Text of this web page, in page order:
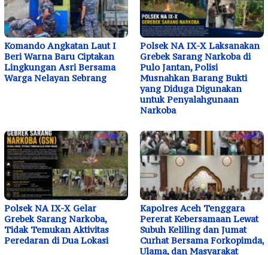
Komando Angkatan Laut I
Beri Warna Baru Ciptakan
Lingkungan Asri Bersama
Warga Nelayan Sebrang
Polsek NA IX-X Laksanakan
Grebek Sarang Narkoba di
Pulo Jantan, Polisi
Musnahkan Barang Bukti
yang Diduga Digunakan
untuk Penyalahgunaan
Narkoba
Polsek NA IX-X Gelar
Grebek Sarang Narkoba,
Tidak Temukan Aktivitas
Peredaran di Dua Lokasi
Kapolres Aceh Tenggara
Pererat Kebersamaan Lewat
Subuh Keliling dan Jumat
Curhat Bersama Forkopimda,
Ulama, dan Masyarakat